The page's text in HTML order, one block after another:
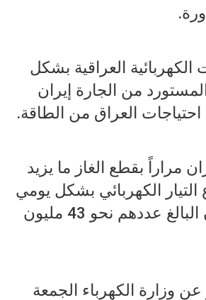
العراقية بشكل
من الجارة إيران
العراق من الطاقة.
مراراً بقطع الغاز ما يزيد
الكهربائي بشكل يومي
بالنسبة للسكان البالغ عددهم نحو 43 مليون
عن وزارة الكهرباء الجمعة